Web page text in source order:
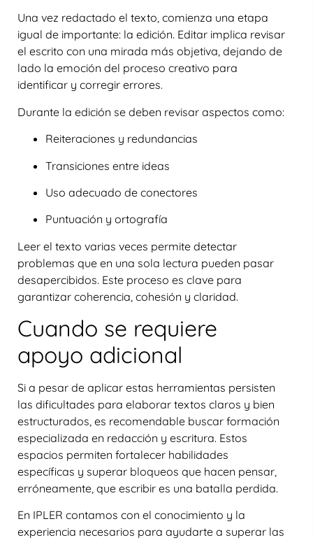
Una vez redactado el texto, comienza una etapa
igual de importante: la edición. Editar implica revisar
el escrito con una mirada más objetiva, dejando de
lado la emoción del proceso creativo para
identificar y corregir errores.
Durante la edición se deben revisar aspectos como:
Reiteraciones y redundancias
Transiciones entre ideas
Uso adecuado de conectores
Puntuación y ortografía
Leer el texto varias veces permite detectar
problemas que en una sola lectura pueden pasar
desapercibidos. Este proceso es clave para
garantizar coherencia, cohesión y claridad.
Cuando se requiere
apoyo adicional
Si a pesar de aplicar estas herramientas persisten
las dificultades para elaborar textos claros y bien
estructurados, es recomendable buscar formación
especializada en redacción y escritura. Estos
espacios permiten fortalecer habilidades
específicas y superar bloqueos que hacen pensar,
erróneamente, que escribir es una batalla perdida.
En IPLER contamos con el conocimiento y la
experiencia necesarios para ayudarte a superar las